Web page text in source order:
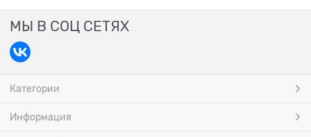
МЫ В СОЦ СЕТЯХ
Категории
Информация